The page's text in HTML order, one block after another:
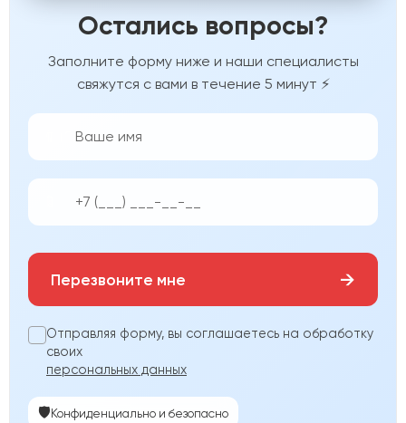
Остались вопросы?
Заполните форму ниже и наши специалисты
свяжутся с вами в течение 5 минут ⚡
Перезвоните мне →
Отправляя форму, вы соглашаетесь на обработку
своих
персональных данных
🛡️Конфиденциально и безопасно